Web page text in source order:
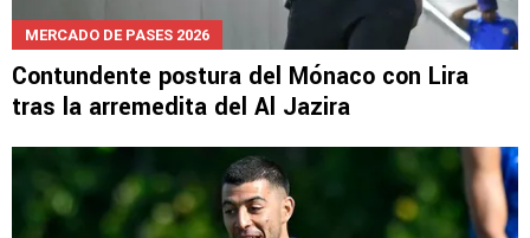
MERCADO DE PASES 2026
Contundente postura del Mónaco con Lira
tras la arremedita del Al Jazira